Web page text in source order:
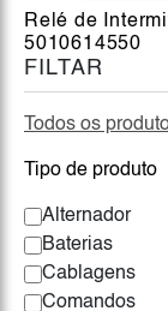
FILTAR
Todos os
Tipo de produto
Alternador
Baterias
Cablagens
Comandos
Relé de
5010614550